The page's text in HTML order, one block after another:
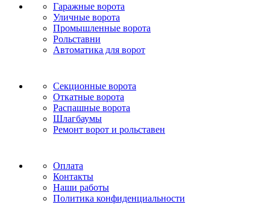
Гаражные ворота
Уличные ворота
Промышленные ворота
Рольставни
Автоматика для ворот
Секционные ворота
Откатные ворота
Распашные ворота
Шлагбаумы
Ремонт ворот и рольставен
Оплата
Контакты
Наши работы
Политика конфиденциальности